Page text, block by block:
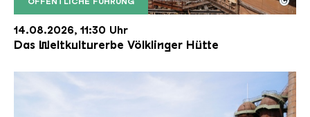
Der Erzschrägaufzug der Völklinger Hütte mit
Copyright: Weltkulturerbe Völklinger Hütte | Karl
14.08.2026, 11:30 Uhr
Das Weltkulturerbe Völklinger Hütte